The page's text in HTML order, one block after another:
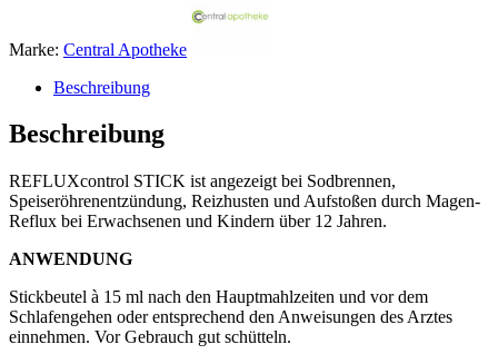
Marke: Central Apotheke
Beschreibung
Beschreibung
​REFLUXcontrol STICK ist angezeigt bei Sodbrennen,
Speiseröhrenentzündung, Reizhusten und Aufstoßen durch Magen-
Reflux bei Erwachsenen und Kindern über 12 Jahren.
ANWENDUNG
Stickbeutel à 15 ml nach den Hauptmahlzeiten und vor dem
Schlafengehen oder entsprechend den Anweisungen des Arztes
einnehmen. Vor Gebrauch gut schütteln.